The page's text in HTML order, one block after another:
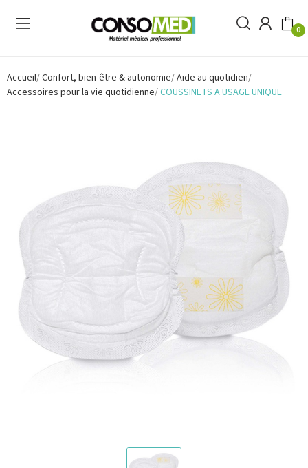
0
Accueil Confort, bien-être & autonomie Aide au quotidien
Accessoires pour la vie quotidienne COUSSINETS A USAGE UNIQUE